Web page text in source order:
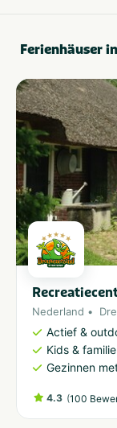
Ferienhäuser
Nederland
Actief &
Kids & familie
Gezinnen
4.3 (100